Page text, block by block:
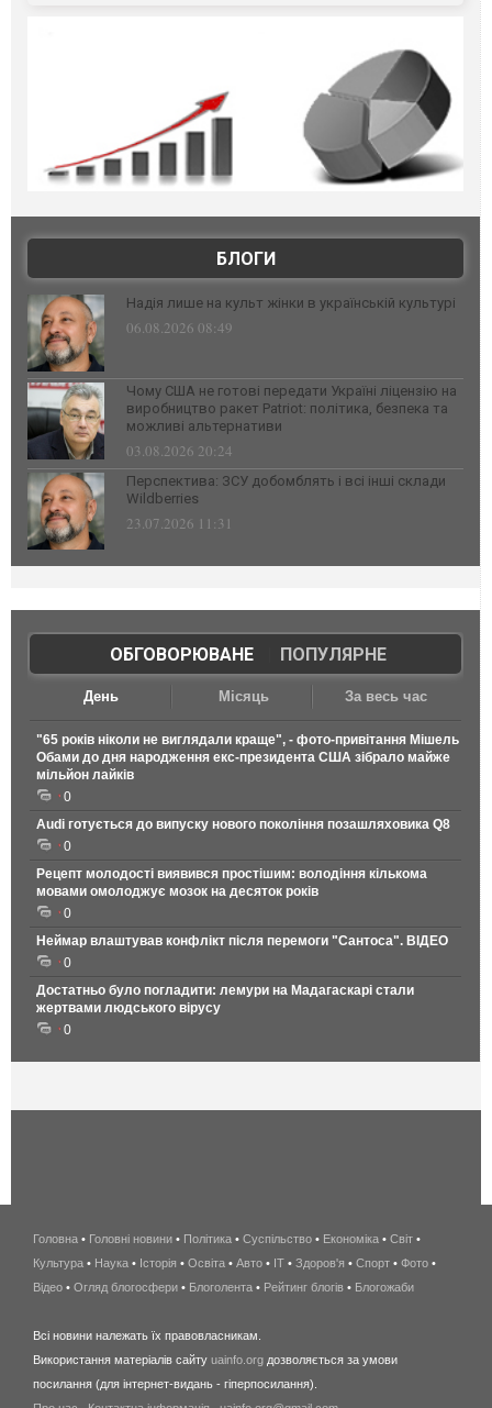
БЛОГИ
Надія лише на культ жінки в українській культурі
06.08.2026 08:49
Чому США не готові передати Україні ліцензію на
виробництво ракет Patriot: політика, безпека та
можливі альтернативи
03.08.2026 20:24
Перспектива: ЗСУ добомблять і всі інші склади
Wildberries
23.07.2026 11:31
ОБГОВОРЮВАНЕ| ПОПУЛЯРНЕ
День Місяць За весь час
"65 років ніколи не виглядали краще", - фото-привітання Мішель
Обами до дня народження екс-президента США зібрало майже
мільйон лайків
0
Audi готується до випуску нового покоління позашляховика Q8
0
Рецепт молодості виявився простішим: володіння кількома
мовами омолоджує мозок на десяток років
0
Неймар влаштував конфлікт після перемоги "Сантоса". ВІДЕО
0
Достатньо було погладити: лемури на Мадагаскарі стали
жертвами людського вірусу
0
беспроводной
интернет
киев
wimax
Головна • Головні новини • Політика • Суспільство • Економіка • Світ •
Культура • Наука • Історія • Освіта • Авто • IT • Здоров'я • Спорт • Фото •
Відео • Огляд блогосфери • Блоголента • Рейтинг блогів • Блогожаби
Всі новини належать їх правовласникам.
Використання матеріалів сайту uainfo.org дозволяється за умови
посилання (для інтернет-видань - гіперпосилання).